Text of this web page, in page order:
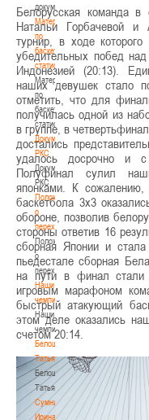
документы
Материалы
по
баскетбольной
статистике
Материалы
по
баскетбольной
статистике
Документы
РКС
Документы
РКС
Положение
о
переходах
Положение
о
переходах
Наши
чемпионы
Наши
чемпионы
Белошапко
Татьяна
Белошапко
Татьяна
Сумникова
Ирина
Белорусская команда
Натальи Горбачевой и
турнир, в ходе
убедительных побед
Индонезией (20:13).
наших девушек стало
отметить, что для
получилась одной из
в группе, в
достались
удалось досрочно и
Полуфинал сулил
японками. К сожалению,
баскетбола 3х3
обороне, позволив
стороны ответив 16
сборная Японии и
пьедестале сборная
на пути в финал стали
игровым марафоном
быстрый атакующий
этом деле оказались
счетом 20:14.